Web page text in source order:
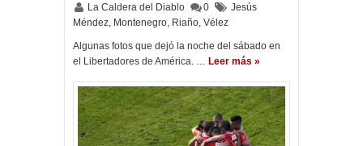
La Caldera del Diablo 0
Jesús
Méndez, Montenegro, Riaño, Vélez
Algunas fotos que dejó la noche del sábado en
el Libertadores de América. … Leer más »